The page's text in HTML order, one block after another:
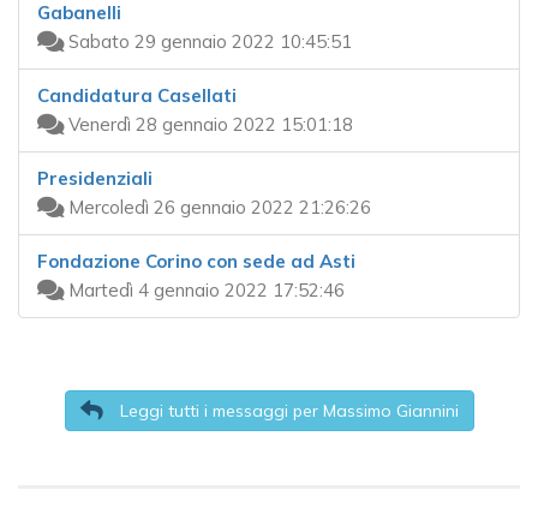
Gabanelli
Sabato 29 gennaio 2022 10:45:51
Candidatura Casellati
Venerdì 28 gennaio 2022 15:01:18
Presidenziali
Mercoledì 26 gennaio 2022 21:26:26
Fondazione Corino con sede ad Asti
Martedì 4 gennaio 2022 17:52:46
Leggi tutti i messaggi per Massimo Giannini